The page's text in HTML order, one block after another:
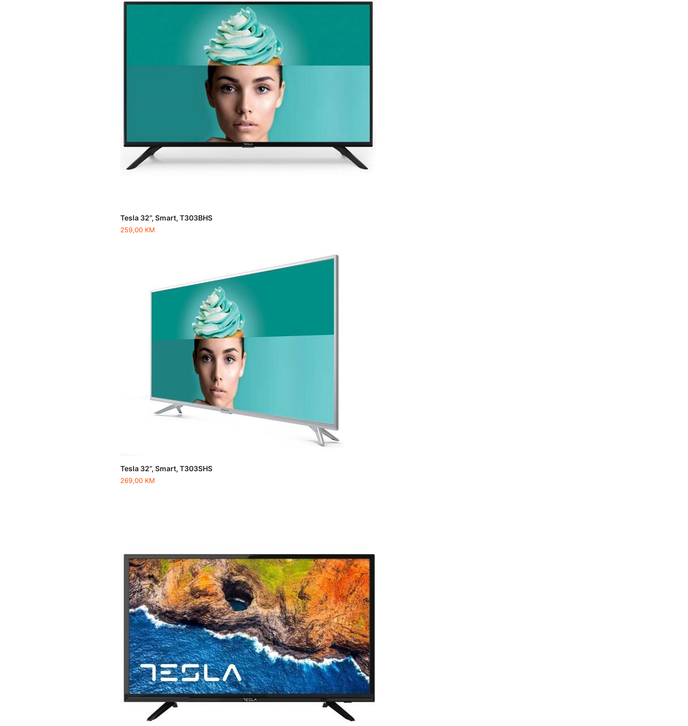
Tesla 32”, Smart, T303BHS
259,00 KM
Tesla 32”, Smart, T303SHS
269,00 KM